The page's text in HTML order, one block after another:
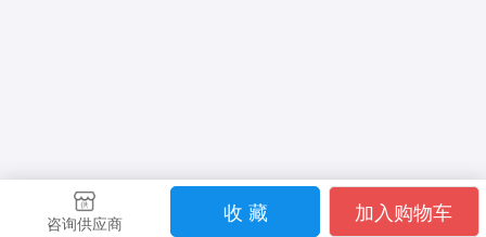
咨询供应商 收 藏 加入购物车